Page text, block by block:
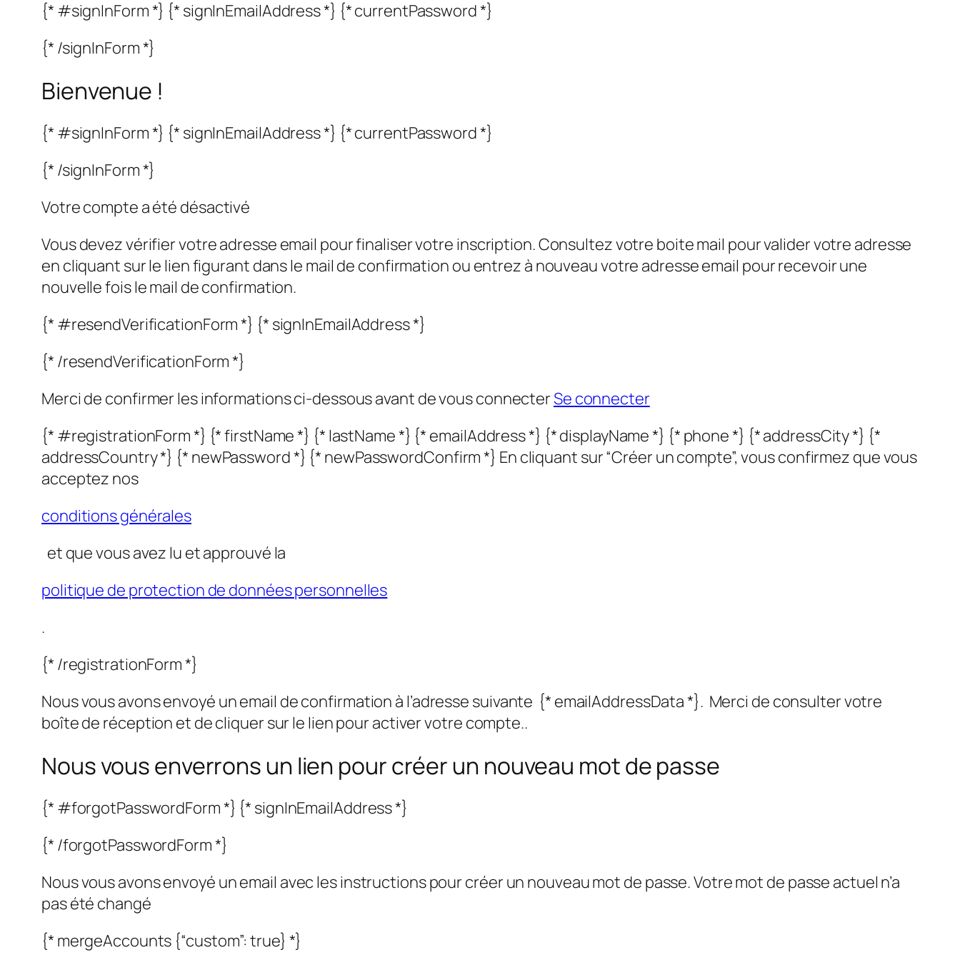
{* #signInForm *} {* signInEmailAddress *} {* currentPassword *}
{* /signInForm *}
Bienvenue !
{* #signInForm *} {* signInEmailAddress *} {* currentPassword *}
{* /signInForm *}
Votre compte a été désactivé
Vous devez vérifier votre adresse email pour finaliser votre inscription. Consultez votre boite mail pour valider votre adresse
en cliquant sur le lien figurant dans le mail de confirmation ou entrez à nouveau votre adresse email pour recevoir une
nouvelle fois le mail de confirmation.
{* #resendVerificationForm *} {* signInEmailAddress *}
{* /resendVerificationForm *}
Merci de confirmer les informations ci-dessous avant de vous connecterSe connecter
{* #registrationForm *} {* firstName *} {* lastName *} {* emailAddress *} {* displayName *} {* phone *} {* addressCity *} {*
addressCountry *} {* newPassword *} {* newPasswordConfirm *} En cliquant sur “Créer un compte”, vous confirmez que vous
acceptez nos
conditions générales
et que vous avez lu et approuvé la
politique de protection de données personnelles
.
{* /registrationForm *}
Nous vous avons envoyé un email de confirmation à l’adresse suivante {* emailAddressData *}. Merci de consulter votre
boîte de réception et de cliquer sur le lien pour activer votre compte..
Nous vous enverrons un lien pour créer un nouveau mot de passe
{* #forgotPasswordForm *} {* signInEmailAddress *}
{* /forgotPasswordForm *}
Nous vous avons envoyé un email avec les instructions pour créer un nouveau mot de passe. Votre mot de passe actuel n’a
pas été changé
{* mergeAccounts {“custom”: true} *}